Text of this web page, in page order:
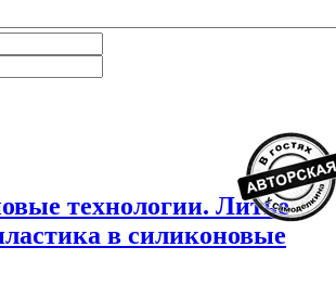
технологии. Литье
в силиконовые